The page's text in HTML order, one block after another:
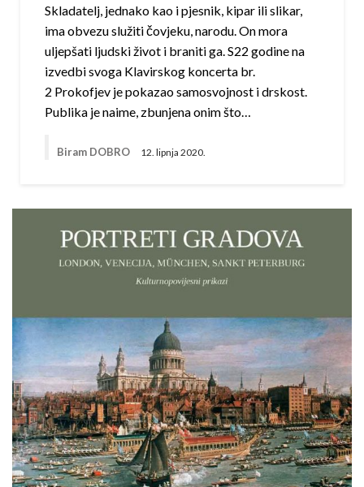
Skladatelj, jednako kao i pjesnik, kipar ili slikar,
ima obvezu služiti čovjeku, narodu. On mora
uljepšati ljudski život i braniti ga. S22 godine na
izvedbi svoga Klavirskog koncerta br.
2 Prokofjev je pokazao samosvojnost i drskost.
Publika je naime, zbunjena onim što…
Biram DOBRO 12. lipnja 2020.